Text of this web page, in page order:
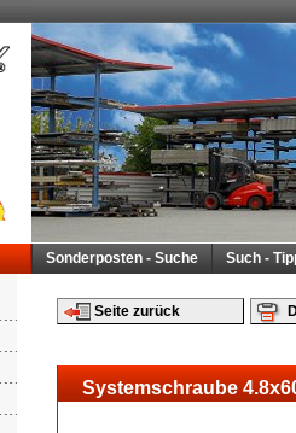
Sonderposten - Suche Such -
Seite zurück
Systemschraube